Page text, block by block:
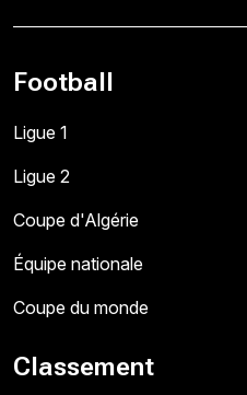
Football
Ligue 1
Ligue 2
Coupe d'Algérie
Équipe nationale
Coupe du monde
Classement